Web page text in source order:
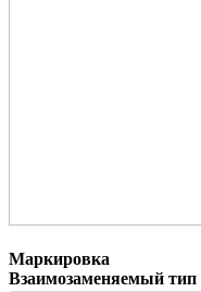
Маркировка
Взаимозаменяемый тип